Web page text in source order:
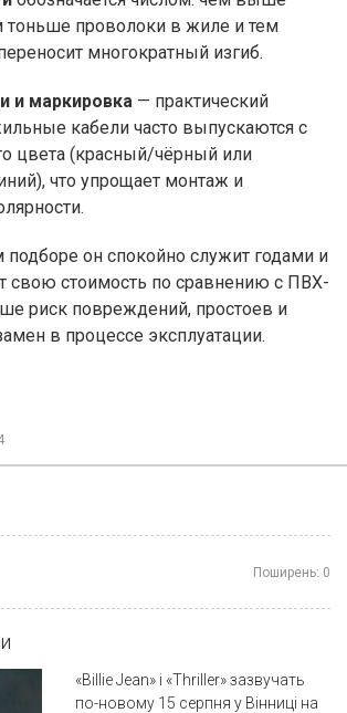
тоньше проволоки в жиле и тем
многократный изгиб.
и маркировка — практический
кабели часто выпускаются с
цвета (красный/чёрный или
что упрощает монтаж и
он спокойно служит годами и
свою стоимость по сравнению с ПВХ-
риск повреждений, простоев и
в процессе эксплуатации.
Поширень: 0
«Billie Jean» і «Thriller» зазвучать
по-новому 15 серпня у Вінниці на